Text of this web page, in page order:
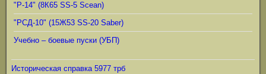
"Р-14" (8К65 SS-5 Scean)
"РСД-10" (15Ж53 SS-20 Saber)
Учебно – боевые пуски (УБП)
Историческая справка 5977 трб